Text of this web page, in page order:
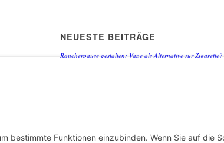
NEUESTE BEITRÄGE
Raucherpause gestalten: Vape als Alternative zur Zigarette?
beginnt